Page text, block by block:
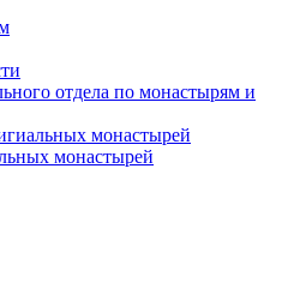
отдела по монастырям и
монастырей
монастырей